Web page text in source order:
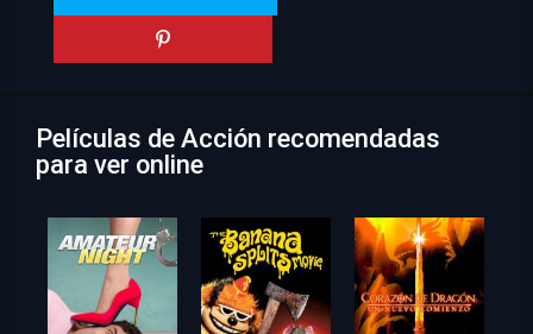
Películas de Acción recomendadas
para ver online